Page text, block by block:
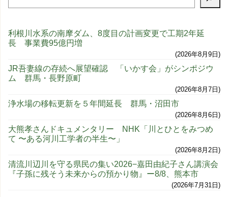
利根川水系の南摩ダム、8度目の計画変更で工期2年延
長 事業費95億円増
2026年8月9日
JR吾妻線の存続へ展望確認 「いかす会」がシンポジウ
ム 群馬・長野原町
2026年8月7日
浄水場の移転更新を５年間延長 群馬・沼田市
2026年8月6日
大熊孝さんドキュメンタリー NHK「川とひとをみつめ
て 〜ある河川工学者の半生〜」
2026年8月2日
清流川辺川を守る県民の集い2026−嘉田由紀子さん講演会
『子孫に残そう未来からの預かり物』ー8/8、熊本市
2026年7月31日